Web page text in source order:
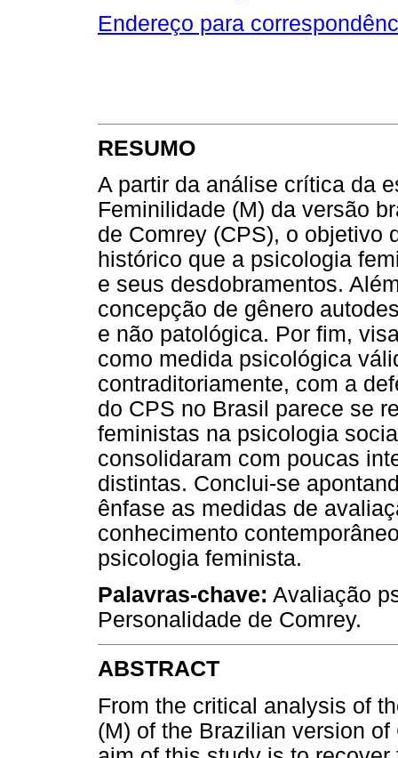
Endereço para
RESUMO
A partir da análise crítica da
Feminilidade (M) da versão
de Comrey (CPS), o objetivo
histórico que a psicologia
e seus desdobramentos.
concepção de gênero
e não patológica. Por fim,
como medida psicológica
contraditoriamente, com a
do CPS no Brasil parece se
feministas na psicologia
consolidaram com poucas
distintas. Conclui-se
ênfase as medidas de
conhecimento
psicologia feminista.
Palavras-chave: Avaliação
Personalidade de Comrey.
ABSTRACT
From the critical analysis of
(M) of the Brazilian version